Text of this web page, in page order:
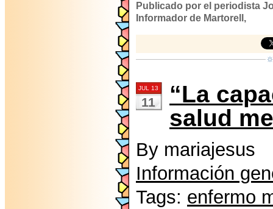
Publicado por el periodista
Informador de Martorell,
JUL 13
11
“La
salud
By mariajesus
Información
Tags: enfermo